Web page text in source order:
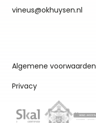
vineus@okhuysen.nl
Algemene voorwaarden
Privacy